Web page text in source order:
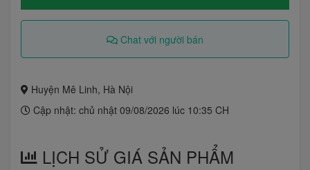
Chat với người bán
Huyện Mê Linh, Hà Nội
Cập nhật: chủ nhật 09/08/2026 lúc 10:35 CH
LỊCH SỬ GIÁ SẢN PHẨM